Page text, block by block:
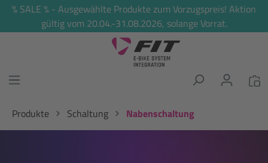
springen
% SALE % - Ausgewählte Produkte zum Vorzugspreis! Aktion
gültig vom 20.04.-31.08.2026, solange Vorrat.
Produkte Schaltung Nabenschaltung